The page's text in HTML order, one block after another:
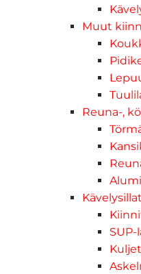
Muut
Reuna-,